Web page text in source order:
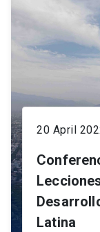
20 April
Latina